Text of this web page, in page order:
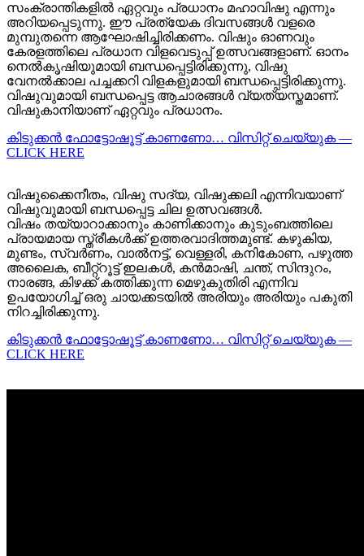
സംക്രാന്തികളിൽ ഏറ്റവും പ്രധാനം മഹാവിഷു എന്നും
അറിയപ്പെടുന്നു. ഈ പ്രത്യേക ദിവസങ്ങൾ വളരെ
മുമ്പുതന്നെ ആഘോഷിച്ചിരിക്കണം. വിഷും ഓണവും
കേരളത്തിലെ പ്രധാന വിളവെടുപ്പ് ഉത്സവങ്ങളാണ്. ഓനം
നെൽകൃഷിയുമായി ബന്ധപ്പെട്ടിരിക്കുന്നു, വിഷു
വേനൽക്കാല പച്ചക്കറി വിളകളുമായി ബന്ധപ്പെട്ടിരിക്കുന്നു.
വിഷുവുമായി ബന്ധപ്പെട്ട ആചാരങ്ങൾ വ്യത്യസ്തമാണ്.
വിഷുകാനിയാണ് ഏറ്റവും പ്രധാനം.
കിടുക്കന്‍ ഫോട്ടോഷൂട്ട്‌ കാണണോ… വിസിറ്റ് ചെയ്യുക —
CLICK HERE
വിഷുക്കൈനീതം, വിഷു സദ്യ, വിഷുക്കലി എന്നിവയാണ്
വിഷുവുമായി ബന്ധപ്പെട്ട ചില ഉത്സവങ്ങൾ.
വിഷം തയ്യാറാക്കാനും കാണിക്കാനും കുടുംബത്തിലെ
പ്രായമായ സ്ത്രീകൾക്ക് ഉത്തരവാദിത്തമുണ്ട്. കഴുകിയ,
മുണ്ടം, സ്വർണം, വാൽനട്ട്, വെള്ളരി, കനികോണ, പഴുത്ത
അലൈക, ബീറ്റ്റൂട്ട് ഇലകൾ, കൻമാഷി, ചന്ത്, സിന്ദുറം,
നാരങ്ങ, കിഴക്ക് കത്തിക്കുന്ന മെഴുകുതിരി എന്നിവ
ഉപയോഗിച്ച് ഒരു ചായക്കടയിൽ അരിയും അരിയും പകുതി
നിറച്ചിരിക്കുന്നു.
കിടുക്കന്‍ ഫോട്ടോഷൂട്ട്‌ കാണണോ… വിസിറ്റ് ചെയ്യുക —
CLICK HERE